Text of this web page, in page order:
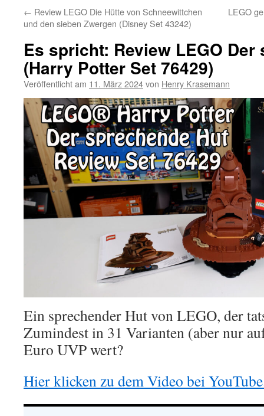
← Review LEGO Die Hütte von Schneewittchen
und den sieben Zwergen (Disney Set 43242)
LEGO
Es spricht: Review LEGO Der
(Harry Potter Set 76429)
Veröffentlicht am 11. März 2024von Henry Krasemann
Ein sprechender Hut von LEGO, der
Zumindest in 31 Varianten (aber nur
Euro UVP wert?
Hier klicken zu dem Video bei